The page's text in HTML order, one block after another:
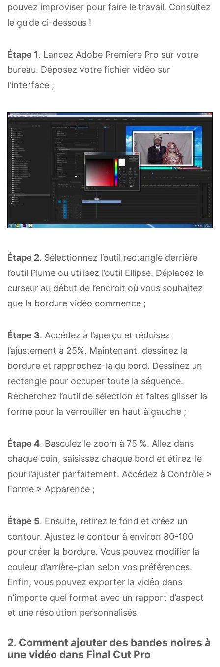
pouvez improviser pour faire le travail. Consultez
le guide ci-dessous !
Étape 1. Lancez Adobe Premiere Pro sur votre
bureau. Déposez votre fichier vidéo sur
l'interface ;
Étape 2. Sélectionnez l’outil rectangle derrière
l’outil Plume ou utilisez l’outil Ellipse. Déplacez le
curseur au début de l’endroit où vous souhaitez
que la bordure vidéo commence ;
Étape 3. Accédez à l’aperçu et réduisez
l’ajustement à 25%. Maintenant, dessinez la
bordure et rapprochez-la du bord. Dessinez un
rectangle pour occuper toute la séquence.
Recherchez l’outil de sélection et faites glisser la
forme pour la verrouiller en haut à gauche ;
Étape 4. Basculez le zoom à 75 %. Allez dans
chaque coin, saisissez chaque bord et étirez-le
pour l’ajuster parfaitement. Accédez à Contrôle >
Forme > Apparence ;
Étape 5. Ensuite, retirez le fond et créez un
contour. Ajustez le contour à environ 80-100
pour créer la bordure. Vous pouvez modifier la
couleur d’arrière-plan selon vos préférences.
Enfin, vous pouvez exporter la vidéo dans
n’importe quel format avec un rapport d’aspect
et une résolution personnalisés.
2. Comment ajouter des bandes noires à
une vidéo dans Final Cut Pro